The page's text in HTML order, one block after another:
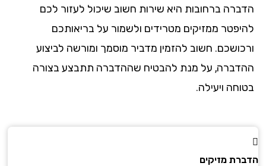
הדברה ברחובות היא שירות חשוב שיכול לעזור לכם
להיפטר ממזיקים מטרידים ולשמור על בריאותכם
ורכושכם. חשוב להזמין מדביר מוסמך ומורשה לביצוע
ההדברה, על מנת להבטיח שההדברה תתבצע בצורה
בטוחה ויעילה.
הדברת מזיקים